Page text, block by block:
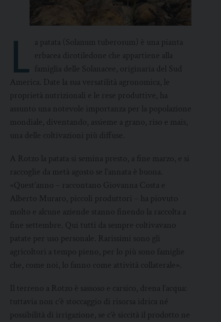
L a patata (Solanum tuberosum) è una pianta
erbacea dicotiledone che appartiene alla
famiglia delle Solanacee, originaria del Sud
America. Date la sua versatilità agronomica, le
proprietà nutrizionali e le rese produttive, ha
assunto una notevole importanza per la popolazione
mondiale, diventando, assieme a grano, riso e mais,
una delle coltivazioni più diffuse.
A Rotzo la patata si semina presto, a fine marzo, e si
raccoglie da metà agosto se l’annata è buona.
«Quest’anno – raccontano Giovanna Costa e
Alberto Muraro, piccoli produttori – ha piovuto
molto e alcune aziende stanno finendo la raccolta a
fine settembre. Qui tutti da sempre coltivavano
patate per uso personale. Rarissimi sono gli
agricoltori a tempo pieno, per lo più sono famiglie
che, come noi, lo fanno come attività collaterale».
Il terreno a Rotzo è sassoso e carsico, drena l’acqua:
tuttavia non c’è stoccaggio di risorsa idrica né
possibilità di irrigazione, se c’è siccità il prodotto ne